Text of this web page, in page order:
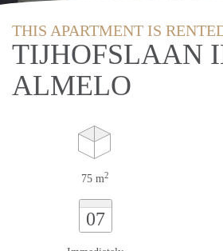
THIS APARTMENT IS
TIJHOFSLAAN
ALMELO
75 m2
07